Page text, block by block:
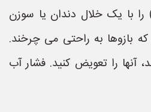
با یک خلال دندان یا سوزن
بازوها به راحتی می چرخند.
آنها را تعویض کنید. فشار آب